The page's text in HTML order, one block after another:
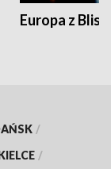
Europa z
/
/